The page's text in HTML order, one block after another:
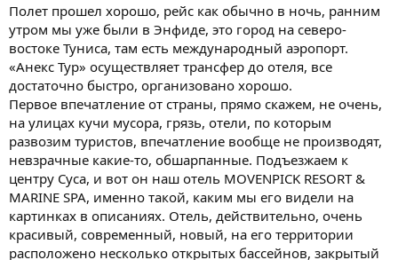
Полет прошел хорошо, рейс как обычно в ночь, ранним
утром мы уже были в Энфиде, это город на северо-
востоке Туниса, там есть международный аэропорт.
«Анекс Тур» осуществляет трансфер до отеля, все
достаточно быстро, организовано хорошо.
Первое впечатление от страны, прямо скажем, не очень,
на улицах кучи мусора, грязь, отели, по которым
развозим туристов, впечатление вообще не производят,
невзрачные какие-то, обшарпанные. Подъезжаем к
центру Суса, и вот он наш отель MOVENPICK RESORT &
MARINE SPA, именно такой, каким мы его видели на
картинках в описаниях. Отель, действительно, очень
красивый, современный, новый, на его территории
расположено несколько открытых бассейнов, закрытый